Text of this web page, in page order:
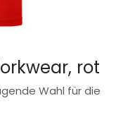
rot
Wahl für die